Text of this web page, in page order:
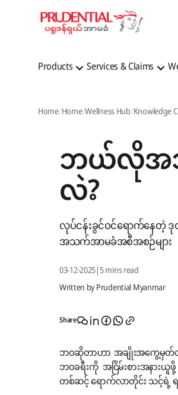
Products Services & Claims
HomeHomeWellness HubKnowledge
ဘယ်လိုအ
လဲ?
လုပ်ငန်းခွင်ဝင်ရောက်နေ
အသက်အာမခံအစီအစဉ်များ
03-12-2025|5 mins read
Written by Prudential Myanmar
Share
ဘဝဆိုတာဟာ အချိုးအကွေ့မှတ်တို
ဘဝခရီးကို အငြိမ်းစားအနာ
တစ်ဆင့် ရောက်လာတိုင်း သင့်ရဲ့